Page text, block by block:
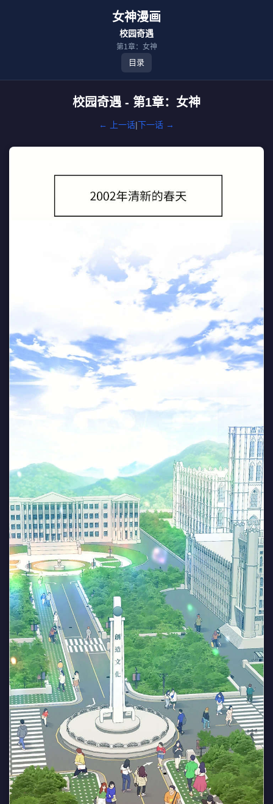
女神漫画
校园奇遇
第1章：女神
目录
校园奇遇 - 第1章：女神
← 上一话|下一话 →